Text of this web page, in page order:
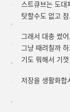
스트큐브는 도대
탓할수도 없고
그래서 대충 썼
그냥 때려칠까
기도 뭐해서 기
저장을 생활화합